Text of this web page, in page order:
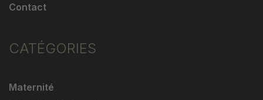
Contact
CATÉGORIES
Maternité